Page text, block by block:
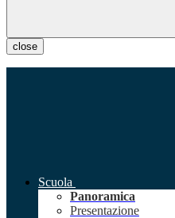
close
Scuola
Panoramica
Presentazione